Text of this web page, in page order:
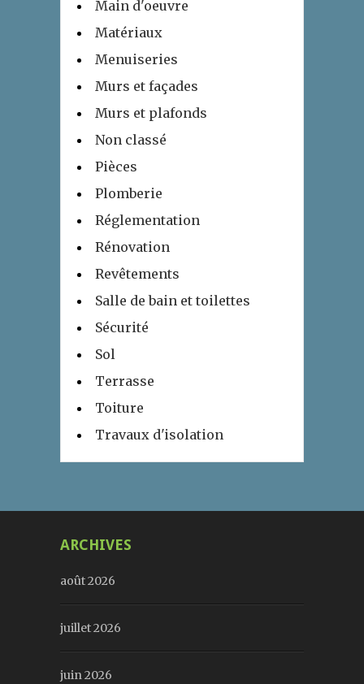
Main d'oeuvre
Matériaux
Menuiseries
Murs et façades
Murs et plafonds
Non classé
Pièces
Plomberie
Réglementation
Rénovation
Revêtements
Salle de bain et toilettes
Sécurité
Sol
Terrasse
Toiture
Travaux d'isolation
ARCHIVES
août 2026
juillet 2026
juin 2026